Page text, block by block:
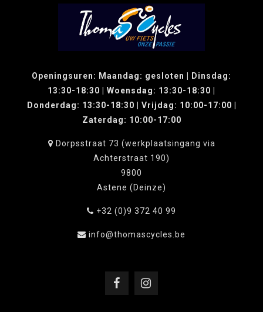
Openingsuren: Maandag: gesloten | Dinsdag:
13:30-18:30 | Woensdag: 13:30-18:30 |
Donderdag: 13:30-18:30 | Vrijdag: 10:00-17:00 |
Zaterdag: 10:00-17:00
Dorpsstraat 73 (werkplaatsingang via
Achterstraat 190)
9800
Astene (Deinze)
+32 (0)9 372 40 99
info@thomascycles.be